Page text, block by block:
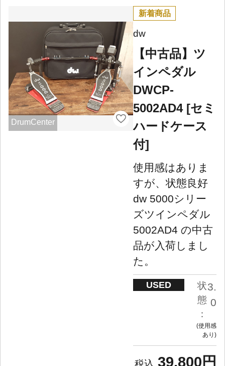
DrumCenter
新着商品
dw
【中古品】ツ
インペダル
DWCP-
5002AD4 [セミ
ハードケース
付]
使用感はありま
すが、状態良好
dw 5000シリー
ズツインペダル
5002AD4 の中古
品が入荷しまし
た。
USED
状
態
：
3.
0
使用感
あり
39,800円